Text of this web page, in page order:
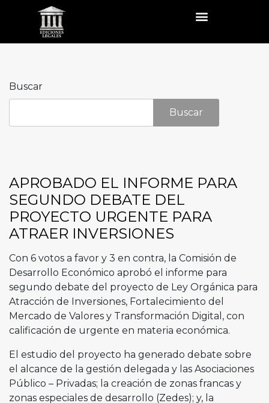
Buscar
Buscar
APROBADO EL INFORME PARA
SEGUNDO DEBATE DEL
PROYECTO URGENTE PARA
ATRAER INVERSIONES
Con 6 votos a favor y 3 en contra, la Comisión de
Desarrollo Económico aprobó el informe para
segundo debate del proyecto de Ley Orgánica para
Atracción de Inversiones, Fortalecimiento del
Mercado de Valores y Transformación Digital, con
calificación de urgente en materia económica.
El estudio del proyecto ha generado debate sobre
el alcance de la gestión delegada y las Asociaciones
Público – Privadas; la creación de zonas francas y
zonas especiales de desarrollo (Zedes); y, la